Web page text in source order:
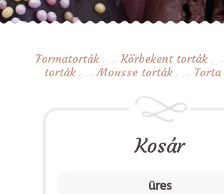
Formatorták Körbekent torták
torták
Mousse torták
Kosár
üres